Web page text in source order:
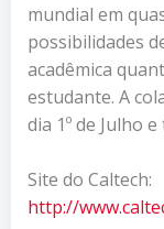
mundial em
possibilidades
acadêmica
estudante. A
dia 1º de Julho
Site do Caltech:
http://